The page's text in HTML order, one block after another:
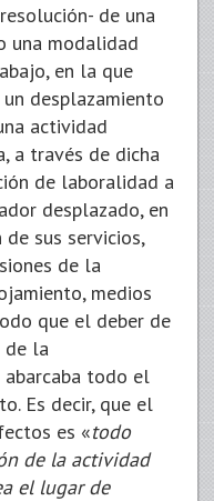
de una
una modalidad
en la que
desplazamiento
actividad
a través de dicha
de laboralidad a
desplazado, en
sus servicios,
de la
medios
que el deber de
de la
todo el
Es decir, que el
es «todo
de la actividad
el lugar de